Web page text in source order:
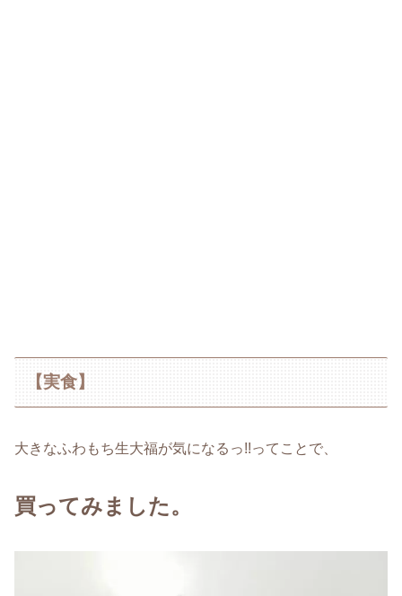
【実食】
大きなふわもち生大福が気になるっ!!ってことで、
買ってみました。